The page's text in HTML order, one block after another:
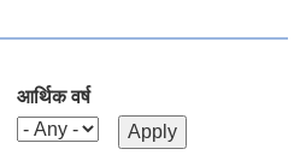
आर्थिक वर्ष